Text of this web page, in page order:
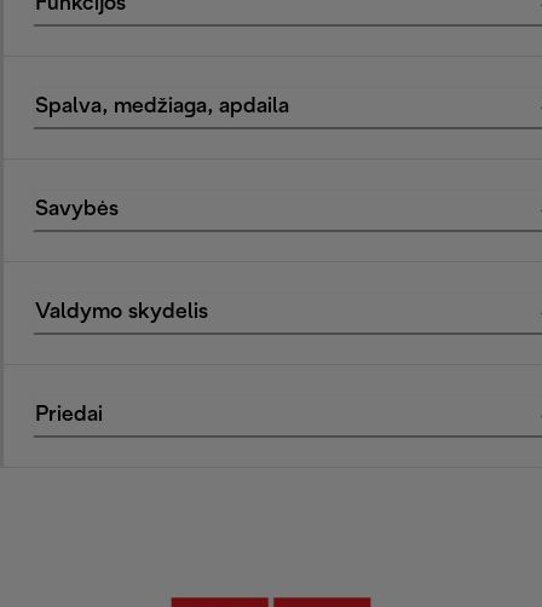
Funkcijos
Spalva, medžiaga, apdaila
Savybės
Valdymo skydelis
Priedai